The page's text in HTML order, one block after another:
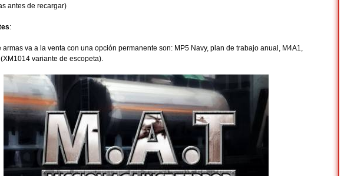
antes de recargar)
:
armas va a la venta con una opción permanente son: MP5 Navy, plan de trabajo anual, M4A1,
variante de escopeta).